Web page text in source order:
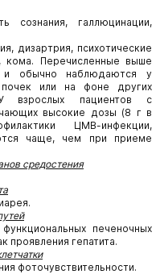
сознания, галлюцинации,
дизартрия, психотические
кома. Перечисленные выше
и обычно наблюдаются у
или на фоне других
У взрослых пациентов с
высокие дозы (8 г в
ЦМВ-инфекции,
чаще, чем при приеме
средостения
печеночных
проявления гепатита.
фоточувствительности.